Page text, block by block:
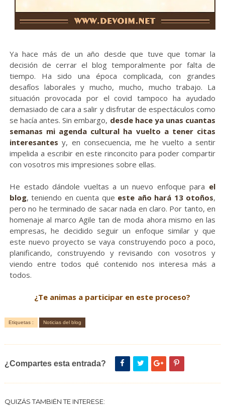
Ya hace más de un año desde que tuve que tomar la
decisión de cerrar el blog temporalmente por falta de
tiempo. Ha sido una época complicada, con grandes
desafíos laborales y mucho, mucho, mucho trabajo. La
situación provocada por el covid tampoco ha ayudado
demasiado de cara a salir y disfrutar de espectáculos como
se hacía antes. Sin embargo, desde hace ya unas cuantas
semanas mi agenda cultural ha vuelto a tener citas
interesantes y, en consecuencia, me he vuelto a sentir
impelida a escribir en este rinconcito para poder compartir
con vosotros mis impresiones sobre ellas.
He estado dándole vueltas a un nuevo enfoque para el
blog, teniendo en cuenta que este año hará 13 otoños,
pero no he terminado de sacar nada en claro. Por tanto, en
homenaje al marco Agile tan de moda ahora mismo en las
empresas, he decidido seguir un enfoque similar y que
este nuevo proyecto se vaya construyendo poco a poco,
planificando, construyendo y revisando con vosotros y
viendo entre todos qué contenido nos interesa más a
todos.
¿Te animas a participar en este proceso?
Etiquetas : Noticias del blog
¿Compartes esta entrada?
QUIZÁS TAMBIÉN TE INTERESE: